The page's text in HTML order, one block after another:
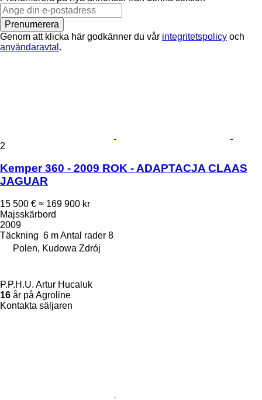
Prenumerera
Genom att klicka här godkänner du vår integritetspolicy och
användaravtal .
2
Kemper 360 - 2009 ROK - ADAPTACJA CLAAS
JAGUAR
15 500 € ≈ 169 900 kr
Majsskärbord
2009
Täckning 6 mAntal rader 8
Polen, Kudowa Zdrój
P.P.H.U. Artur Hucaluk
16 år på Agroline
Kontakta säljaren